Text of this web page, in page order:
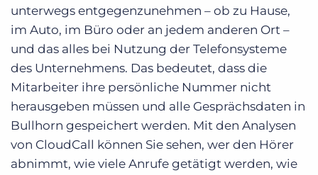
unterwegs entgegenzunehmen – ob zu Hause,
im Auto, im Büro oder an jedem anderen Ort –
und das alles bei Nutzung der Telefonsysteme
des Unternehmens. Das bedeutet, dass die
Mitarbeiter ihre persönliche Nummer nicht
herausgeben müssen und alle Gesprächsdaten in
Bullhorn gespeichert werden. Mit den Analysen
von CloudCall können Sie sehen, wer den Hörer
abnimmt, wie viele Anrufe getätigt werden, wie